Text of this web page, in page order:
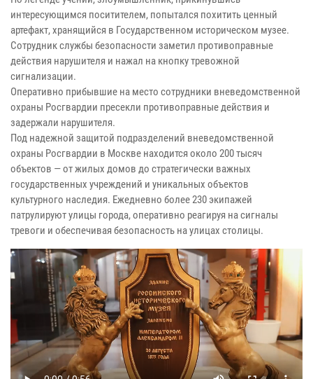
интересующимся поситителем, попытался похитить ценный
артефакт, хранящийся в Государственном историческом музее.
Сотрудник службы безопасности заметил противоправные
действия нарушителя и нажал на кнопку тревожной
сигнализации.
Оперативно прибывшие на место сотрудники вневедомственной
охраны Росгвардии пресекли противоправные действия и
задержали нарушителя.
Под надежной защитой подразделений вневедомственной
охраны Росгвардии в Москве находится около 200 тысяч
объектов — от жилых домов до стратегически важных
государственных учреждений и уникальных объектов
культурного наследия. Ежедневно более 230 экипажей
патрулируют улицы города, оперативно реагируя на сигналы
тревоги и обеспечивая безопасность на улицах столицы.